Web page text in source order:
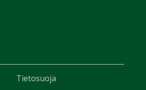
Tietosuoja